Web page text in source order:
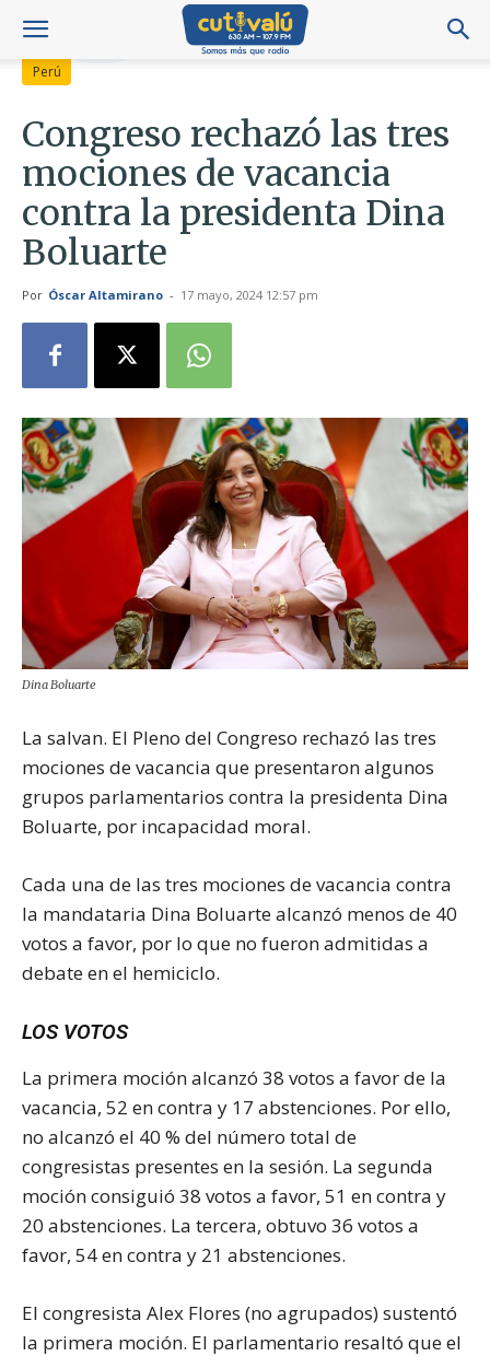
Perú
Congreso rechazó las tres
mociones de vacancia
contra la presidenta Dina
Boluarte
Por Óscar Altamirano - 17 mayo, 2024 12:57 pm
Dina Boluarte
La salvan. El Pleno del Congreso rechazó las tres
mociones de vacancia que presentaron algunos
grupos parlamentarios contra la presidenta Dina
Boluarte, por incapacidad moral.
Cada una de las tres mociones de vacancia contra
la mandataria Dina Boluarte alcanzó menos de 40
votos a favor, por lo que no fueron admitidas a
debate en el hemiciclo.
LOS VOTOS
La primera moción alcanzó 38 votos a favor de la
vacancia, 52 en contra y 17 abstenciones. Por ello,
no alcanzó el 40 % del número total de
congresistas presentes en la sesión. La segunda
moción consiguió 38 votos a favor, 51 en contra y
20 abstenciones. La tercera, obtuvo 36 votos a
favor, 54 en contra y 21 abstenciones.
El congresista Alex Flores (no agrupados) sustentó
la primera moción. El parlamentario resaltó que el